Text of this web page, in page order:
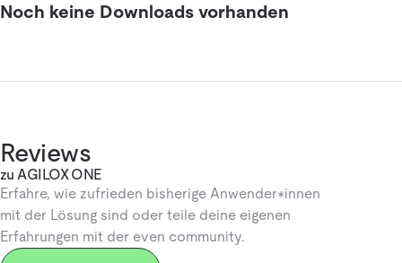
Noch keine Downloads vorhanden
Reviews
zu AGILOX ONE
Erfahre, wie zufrieden bisherige Anwender*innen
mit der Lösung sind oder teile deine eigenen
Erfahrungen mit der even community.